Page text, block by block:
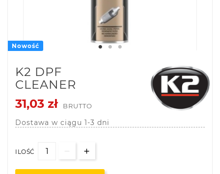
Nowość
K2 DPF
CLEANER
31,03 zł
BRUTTO
Dostawa w ciągu 1-3 dni
ILOŚĆ